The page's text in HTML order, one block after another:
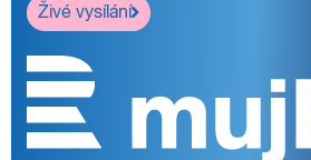
Živé vysílání